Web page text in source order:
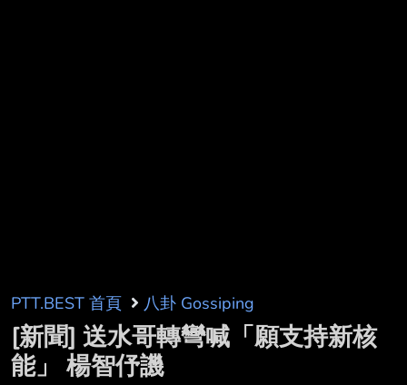
PTT.BEST 首頁 八卦 Gossiping
[新聞] 送水哥轉彎喊「願支持新核
能」 楊智伃譏